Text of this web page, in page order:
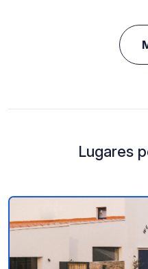
Lugares